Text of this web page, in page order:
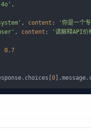
,
, content : '你是一个
, content : '请解释API价
0.7
choices [0].message .